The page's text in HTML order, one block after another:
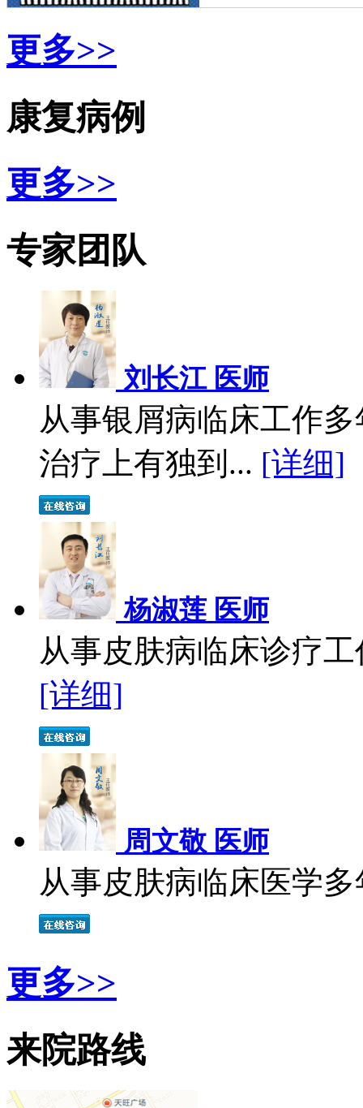
更多>>
康复病例
更多>>
专家团队
刘长江 医师
从事银屑病临床工作
治疗上有独到... [详细]
杨淑莲 医师
从事皮肤病临床诊疗
[详细]
周文敬 医师
从事皮肤病临床医学
更多>>
来院路线